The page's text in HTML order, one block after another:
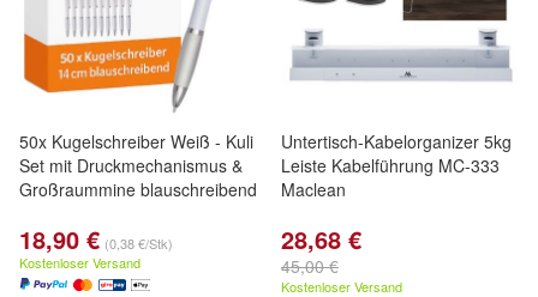
50x Kugelschreiber Weiß - Kuli
Set mit Druckmechanismus &
Großraummine blauschreibend
18,90 € (0,38 €/Stk)
Kostenloser Versand
Untertisch-Kabelorganizer 5kg
Leiste Kabelführung MC-333
Maclean
28,68 €
45,00 €
Kostenloser Versand